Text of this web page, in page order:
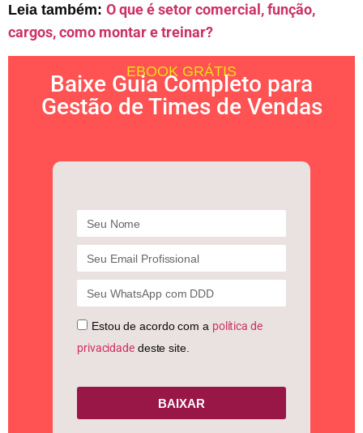
Leia também: O que é setor comercial, função,
cargos, como montar e treinar?
EBOOK GRÁTIS
Baixe Guia Completo para
Gestão de Times de Vendas
Estou de acordo com a política de
privacidadedeste site.
BAIXAR